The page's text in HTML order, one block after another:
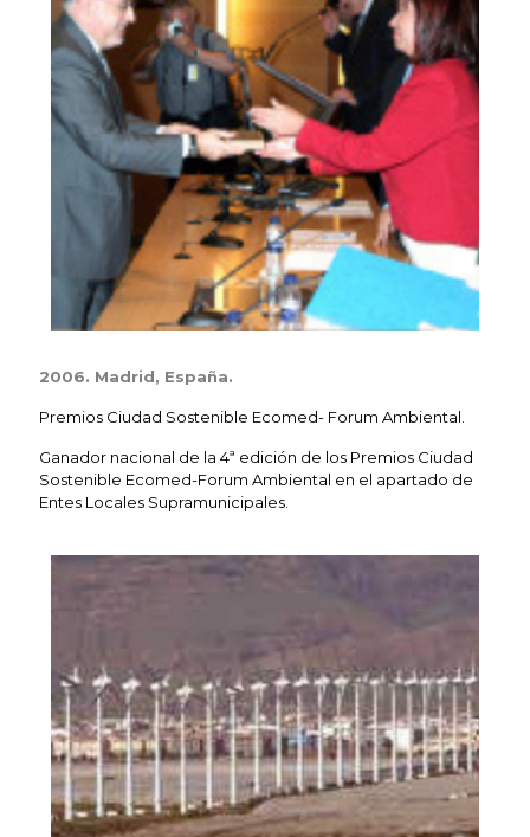
2006. Madrid, España.
Premios Ciudad Sostenible Ecomed- Forum Ambiental.
Ganador nacional de la 4ª edición de los Premios Ciudad
Sostenible Ecomed-Forum Ambiental en el apartado de
Entes Locales Supramunicipales.